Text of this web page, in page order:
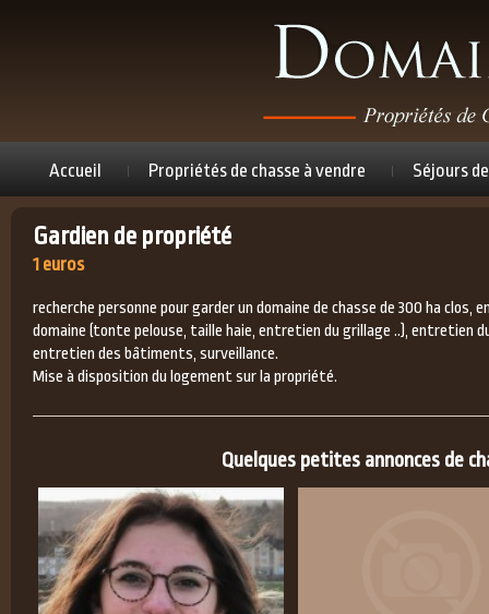
Accueil Propriétés de chasse à vendre Séjours
Gardien de propriété
1 euros
recherche personne pour garder un domaine de chasse de 300 ha clos,
domaine (tonte pelouse, taille haie, entretien du grillage ..), entretien
entretien des bâtiments, surveillance.
Mise à disposition du logement sur la propriété.
Quelques petites annonces de